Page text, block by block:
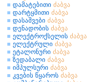
დამატებითი ძაბვა
დარტყმითი ძაბვა
დასაშვები ძაბვა
დენადობის ძაბვა
ელექტროქსელის ძაბვა
ელექტრული ძაბვა
ეტალონური ძაბვა
ზედაბალი ძაბვა
იმპულსური ძაბვა
კვების წყაროს ძაბვა